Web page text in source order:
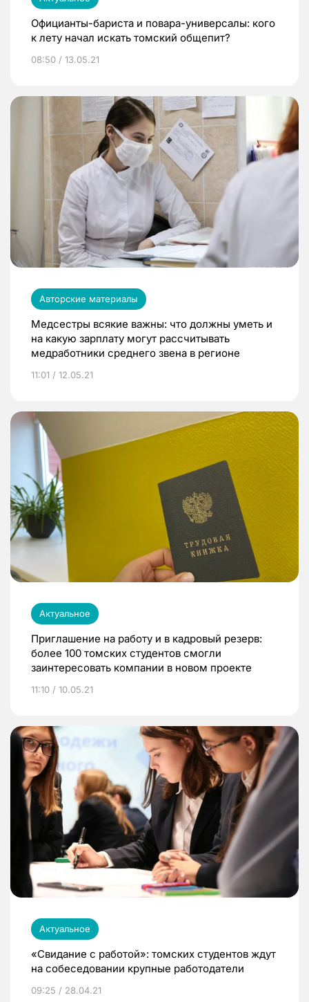
Официанты-бариста и повара-универсалы: кого
к лету начал искать томский общепит?
08:50 / 13.05.21
Авторские материалы
Медсестры всякие важны: что должны уметь и
на какую зарплату могут рассчитывать
медработники среднего звена в регионе
11:01 / 12.05.21
Актуальное
Приглашение на работу и в кадровый резерв:
более 100 томских студентов смогли
заинтересовать компании в новом проекте
11:10 / 10.05.21
Актуальное
«Свидание с работой»: томских студентов ждут
на собеседовании крупные работодатели
09:25 / 28.04.21